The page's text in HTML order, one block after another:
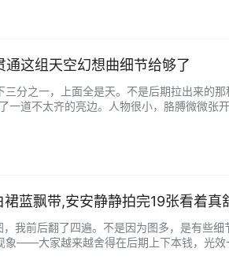
这组天空幻想曲细节给够了
分之一，上面全是天。不是后期拉出来的
一道不太齐的亮边。人物很小，胳膊微微张
蓝飘带,安安静静拍完19张看着真
我前后翻了四遍。不是因为图多，是有些细
象——大家越来越舍得在后期上下本钱，光效